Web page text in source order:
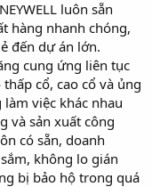
luôn sẵn
hàng nhanh chóng,
đến dự án lớn.
cung ứng liên tục
cổ, cao cổ và ủng
việc khác nhau
và sản xuất công
có sẵn, doanh
không lo gián
bị bảo hộ trong quá